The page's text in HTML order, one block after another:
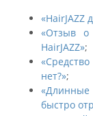
«HairJAZZ
«Отзыв о
HairJAZZ»;
нет?»;
«Длинные
быстро